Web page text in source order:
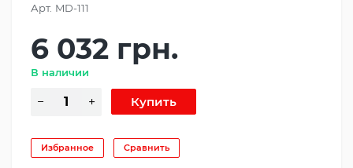
Арт. MD-111
6 032 грн.
В наличии
Избранное Сравнить